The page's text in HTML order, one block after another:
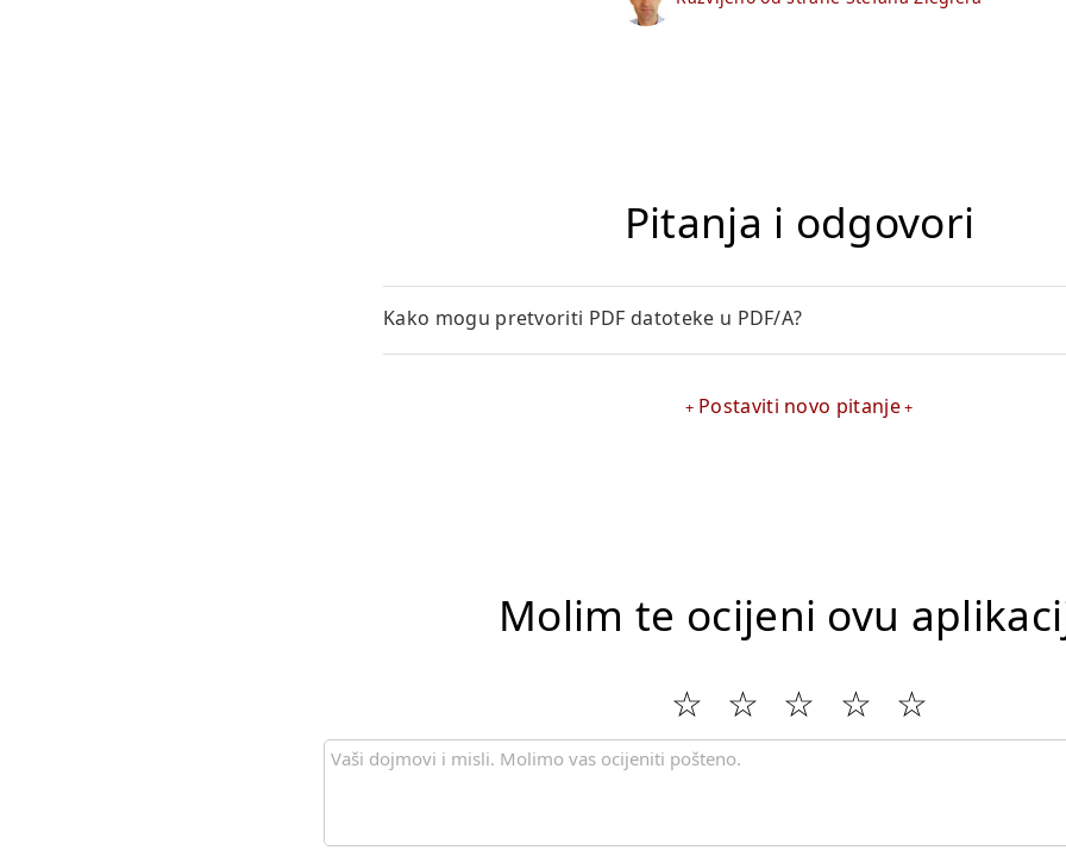
Pitanja i odgovori
Kako mogu pretvoriti PDF datoteke u PDF/A?
Postaviti novo pitanje
Molim te ocijeni ovu